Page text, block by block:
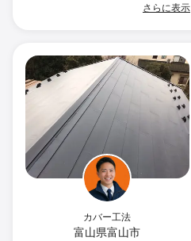
さらに表示
カバー工法
富山県富山市